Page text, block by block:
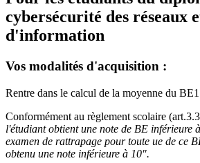
cybersécurité des réseaux
d'information
Vos modalités d'acquisition :
Rentre dans le calcul de la moyenne du
Conformément au règlement scolaire
l'étudiant obtient une note de BE inférieure
examen de rattrapage pour toute ue de ce
obtenu une note inférieure à 10".